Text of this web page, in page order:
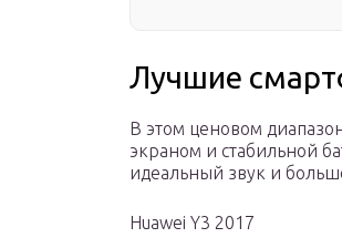
Лучшие
В этом ценовом
экраном и стабильной
идеальный звук и
Huawei Y3 2017